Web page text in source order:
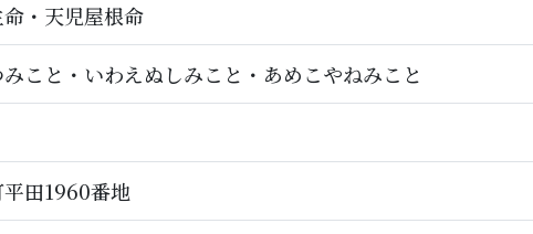
・天児屋根命
こと・いわえぬしみこと・あめこやねみこと
田1960番地